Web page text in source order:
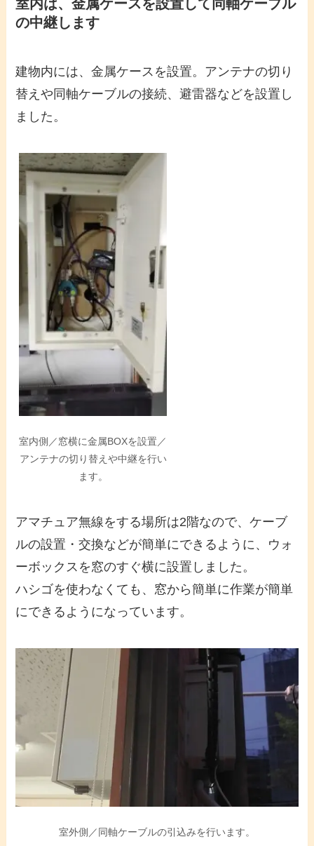
室内は、金属ケースを設置して同軸ケーブル
の中継します
建物内には、金属ケースを設置。アンテナの切り
替えや同軸ケーブルの接続、避雷器などを設置し
ました。
室内側／窓横に金属BOXを設置／
アンテナの切り替えや中継を行い
ます。
アマチュア無線をする場所は2階なので、ケーブ
ルの設置・交換などが簡単にできるように、ウォ
ーボックスを窓のすぐ横に設置しました。
ハシゴを使わなくても、窓から簡単に作業が簡単
にできるようになっています。
室外側／同軸ケーブルの引込みを行います。